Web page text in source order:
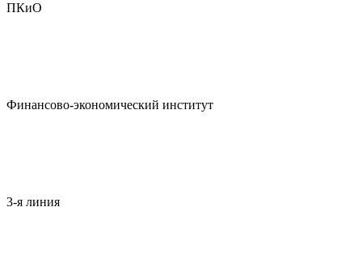
ПКиО
Финансово-экономический институт
3-я линия